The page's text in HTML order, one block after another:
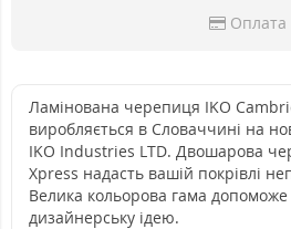
Оплата
Ламінована черепиця IKO
виробляється в Словаччині на
IKO Industries LTD. Двошарова
Xpress надасть вашій покрівлі
Велика кольорова гама допоможе
дизайнерську ідею.